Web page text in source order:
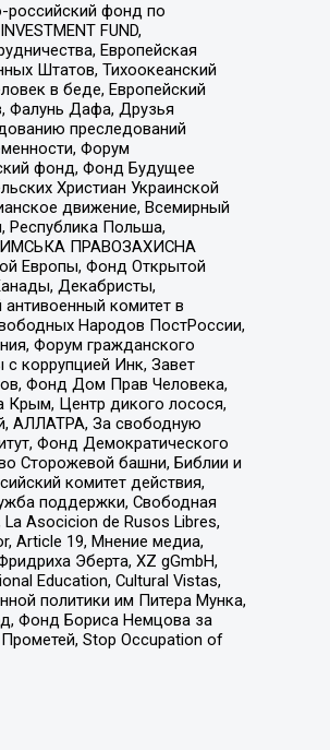
российский фонд по
FUND,
Европейская
Штатов, Тихоокеанский
в беде, Европейский
Фалунь Дафа, Друзья
преследований
Форум
фонд, Фонд Будущее
Христиан Украинской
движение, Всемирный
Республика Польша,
ПРАВОЗАХИСНА
Европы, Фонд Открытой
Декабристы,
комитет в
Народов ПостРоссии,
Форум гражданского
коррупцией Инк, Завет
Фонд Дом Прав Человека,
Крым, Центр дикого лосося,
АЛЛАТРА, За свободную
Фонд Демократического
Сторожевой башни, Библии и
комитет действия,
поддержки, Свободная
Asocicion de Rusos Libres,
Article 19, Мнение медиа,
Эберта, XZ gGmbH,
Education, Cultural Vistas,
политики им Питера Мунка,
Фонд Бориса Немцова за
Stop Occupation of